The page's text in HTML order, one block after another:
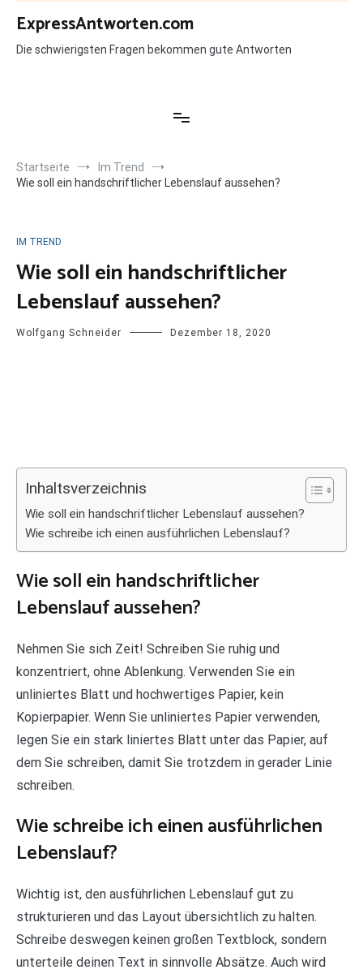
Zum
Inhalt
springen
ExpressAntworten.com
Die schwierigsten Fragen bekommen gute Antworten
Startseite
Im Trend
Wie soll ein handschriftlicher Lebenslauf aussehen?
IM TREND
Wie soll ein handschriftlicher
Lebenslauf aussehen?
Wolfgang Schneider Dezember 18, 2020
Inhaltsverzeichnis
Wie soll ein handschriftlicher Lebenslauf aussehen?
Wie schreibe ich einen ausführlichen Lebenslauf?
Wie soll ein handschriftlicher
Lebenslauf aussehen?
Nehmen Sie sich Zeit! Schreiben Sie ruhig und
konzentriert, ohne Ablenkung. Verwenden Sie ein
unliniertes Blatt und hochwertiges Papier, kein
Kopierpapier. Wenn Sie unliniertes Papier verwenden,
legen Sie ein stark liniertes Blatt unter das Papier, auf
dem Sie schreiben, damit Sie trotzdem in gerader Linie
schreiben.
Wie schreibe ich einen ausführlichen
Lebenslauf?
Wichtig ist, den ausführlichen Lebenslauf gut zu
strukturieren und das Layout übersichtlich zu halten.
Schreibe deswegen keinen großen Textblock, sondern
unterteile deinen Text in sinnvolle Absätze. Auch wird